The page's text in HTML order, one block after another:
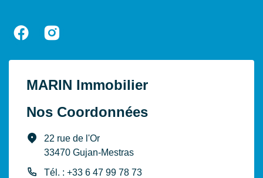
MARIN Immobilier
Nos Coordonnées
22 rue de l'Or
33470 Gujan-Mestras
Tél. : +33 6 47 99 78 73